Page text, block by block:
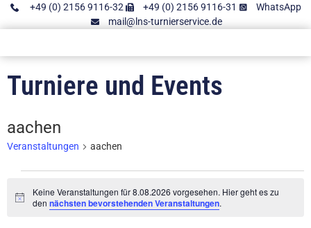
+49 (0) 2156 9116-32 +49 (0) 2156 9116-31
WhatsApp
mail@lns-turnierservice.de
Turniere und Events
aachen
Veranstaltungen aachen
Hinweis
Keine Veranstaltungen für 8.08.2026 vorgesehen. Hier geht es zu
dennächsten bevorstehenden Veranstaltungen.